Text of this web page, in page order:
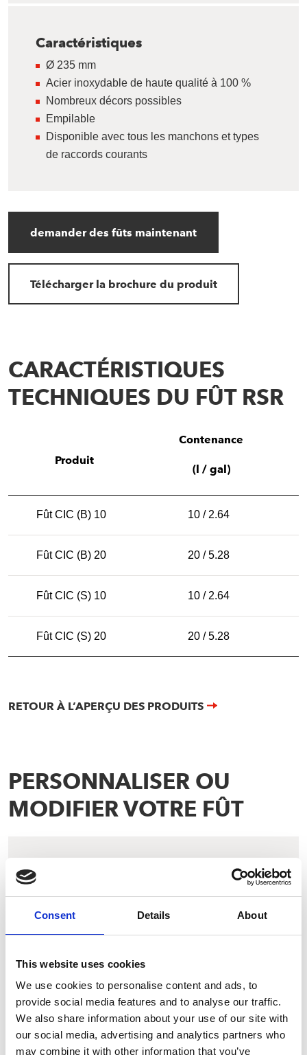
Consent Details About
This website uses cookies
We use cookies to personalise content and ads, to
provide social media features and to analyse our traffic.
We also share information about your use of our site with
our social media, advertising and analytics partners who
may combine it with other information that you’ve
Caractéristiques
Ø 235 mm
Acier inoxydable de haute qualité à 100 %
Nombreux décors possibles
Empilable
Disponible avec tous les manchons et types
de raccords courants
demander des fûts maintenant
Télécharger la brochure du produit
CARACTÉRISTIQUES
TECHNIQUES DU FÛT RSR
Produit
Contenance
(l / gal)
Fût CIC (B) 10 10 / 2.64
Fût CIC (B) 20 20 / 5.28
Fût CIC (S) 10 10 / 2.64
Fût CIC (S) 20 20 / 5.28
RETOUR À L’APERÇU DES PRODUITS
PERSONNALISER OU
MODIFIER VOTRE FÛT
Marquage personnalisé de
fûts